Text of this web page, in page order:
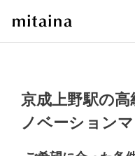
京成上野駅の
ノベーション